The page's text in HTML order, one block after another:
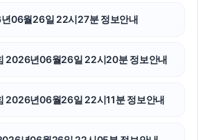
아고다할인코드
대전이혼전문변호사
06월26일 22시27분 정보안내
2026년06월26일 22시20분 정보안내
2026년06월26일 22시11분 정보안내